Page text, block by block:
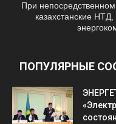
При
казахстанские
ПОПУЛЯРНЫЕ